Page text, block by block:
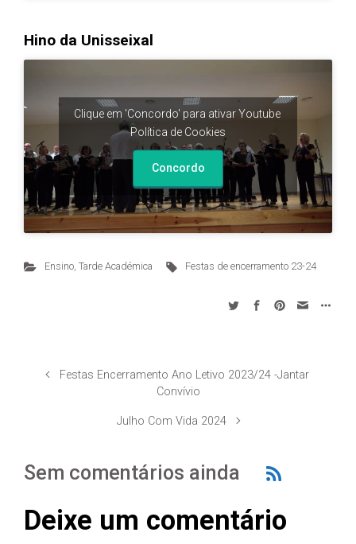
Hino da Unisseixal
Clique em 'Concordo' para ativar Youtube
Política de Cookies
Concordo
Ensino, Tarde Académica Festas de encerramento 23-24
Festas Encerramento Ano Letivo 2023/24 -Jantar
Convívio
Julho Com Vida 2024
Sem comentários ainda
Deixe um comentário